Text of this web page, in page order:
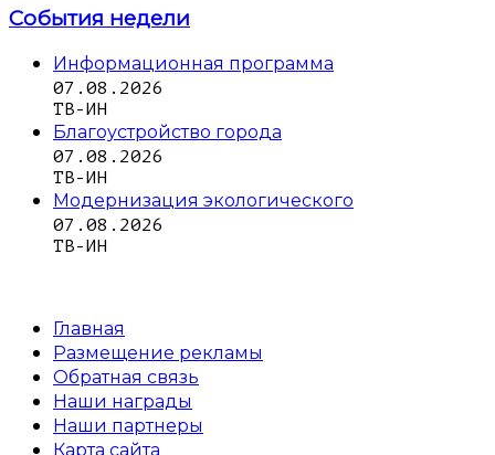
События недели
Информационная программа
07.08.2026
ТВ-ИН
Благоустройство города
07.08.2026
ТВ-ИН
Модернизация экологического
07.08.2026
ТВ-ИН
Главная
Размещение рекламы
Обратная связь
Наши награды
Наши партнеры
Карта сайта